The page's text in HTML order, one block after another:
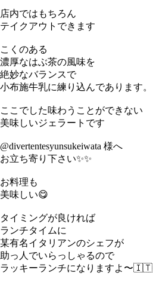
店内ではもちろん
テイクアウトできます
こくのある
濃厚なはぶ茶の風味を
絶妙なバランスで
小布施牛乳に練り込んであります。
ここでした味わうことができない
美味しいジェラートです
@divertentesyunsukeiwata 様へ
お立ち寄り下さい✨✨
お料理も
美味しい😋
タイミングが良ければ
ランチタイムに
某有名イタリアンのシェフが
助っ人でいらっしゃるので
ラッキーランチになりますよ〜🇮🇹